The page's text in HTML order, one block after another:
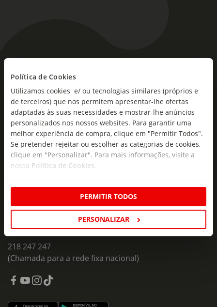
Política de Cookies
Utilizamos cookies e/ ou tecnologias similares (próprios e
de terceiros) que nos permitem apresentar-lhe ofertas
adaptadas às suas necessidades e mostrar-lhe anúncios
personalizados nos nossos websites. Para garantir uma
melhor experiência de compra, clique em "Permitir Todos".
Se pretender rejeitar ou escolher as categorias de cookies,
clique em "Personalizar". Para mais informações, visite a
nossa Política de Cookies
PERMITIR TODOS
PERSONALIZAR
seu e-mail!
Subscreva e descubra campanhas exclusivas,
ofertas e novidades para si.
Insira o seu e-
mail
Subscrever
Formulário de Contacto
218 247 247
(Chamada para a rede fixa nacional)